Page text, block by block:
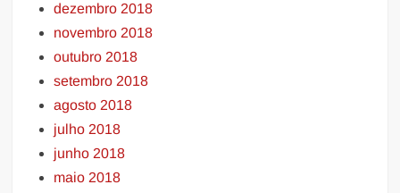
dezembro 2018
novembro 2018
outubro 2018
setembro 2018
agosto 2018
julho 2018
junho 2018
maio 2018